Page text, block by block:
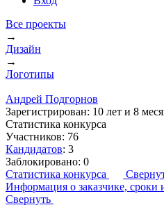
Все проекты
→
Дизайн
→
Логотипы
Андрей Подгорнов
Зарегистрирован: 10 лет и 8
Статистика конкурса
Участников: 76
Кандидатов: 3
Заблокировано: 0
Статистика конкурса
Информация о заказчике, сроки
Свернуть